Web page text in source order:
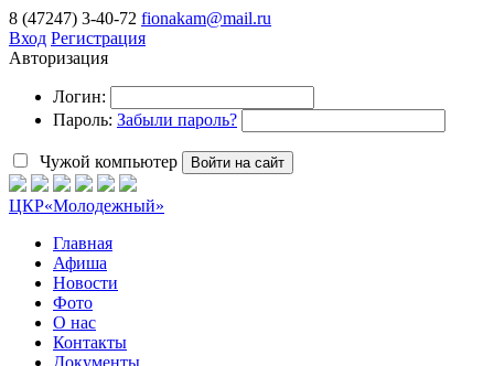
8 (47247) 3-40-72 fionakam@mail.ru
Вход Регистрация
Авторизация
Логин:
Пароль: Забыли пароль?
Чужой компьютер Войти на сайт
ЦКР«Молодежный»
Главная
Афиша
Новости
Фото
О нас
Контакты
Документы